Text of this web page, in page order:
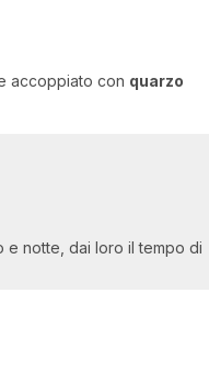
accoppiato con quarzo
e notte, dai loro il tempo di